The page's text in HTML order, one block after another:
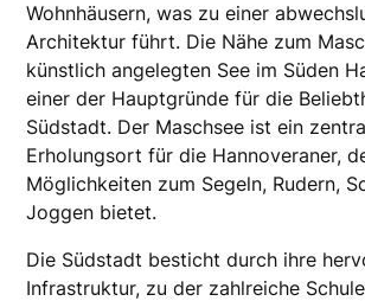
Wohnhäusern, was zu einer
Architektur führt. Die Nähe zum
künstlich angelegten See im Süden
einer der Hauptgründe für die
Südstadt. Der Maschsee ist ein
Erholungsort für die Hannoveraner,
Möglichkeiten zum Segeln, Rudern,
Joggen bietet.
Die Südstadt besticht durch ihre
Infrastruktur, zu der zahlreiche